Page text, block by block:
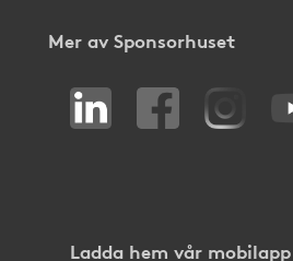
Mer av Sponsorhuset
Ladda hem vår mobilapp